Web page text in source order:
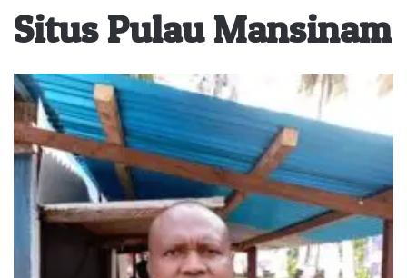
Situs Pulau Mansinam